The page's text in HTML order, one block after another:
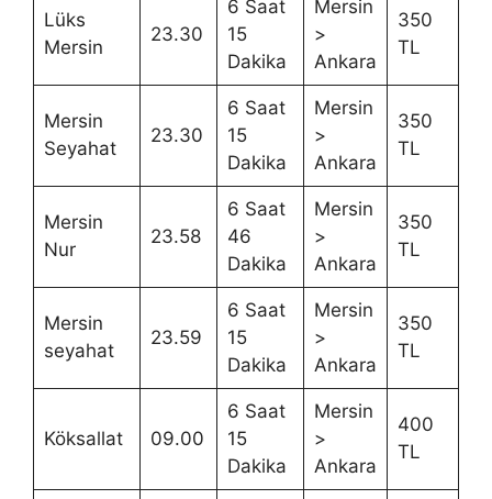
Lüks
Mersin
23.30
6 Saat
15
Dakika
Mersin
>
Ankara
350
TL
Mersin
Seyahat
23.30
6 Saat
15
Dakika
Mersin
>
Ankara
350
TL
Mersin
Nur
23.58
6 Saat
46
Dakika
Mersin
>
Ankara
350
TL
Mersin
seyahat
23.59
6 Saat
15
Dakika
Mersin
>
Ankara
350
TL
Köksallat 09.00
6 Saat
15
Dakika
Mersin
>
Ankara
400
TL